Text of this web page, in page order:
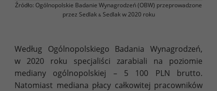
Źródło: Ogólnopolskie Badanie Wynagrodzeń (OBW) przeprowadzone
przez Sedlak &Sedlak w 2020 roku
Według Ogólnopolskiego Badania Wynagrodzeń,
w 2020 roku specjaliści zarabiali na poziomie
mediany ogólnopolskiej – 5 100 PLN brutto.
Natomiast mediana płacy całkowitej pracowników